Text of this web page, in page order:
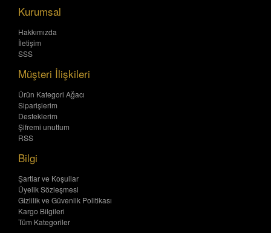
Kurumsal
Hakkımızda
İletişim
SSS
Müşteri İlişkileri
Ürün Kategori Ağacı
Siparişlerim
Desteklerim
Şifremi unuttum
RSS
Bilgi
Şartlar ve Koşullar
Üyelik Sözleşmesi
Gizlilik ve Güvenlik Politikası
Kargo Bilgileri
Tüm Kategoriler